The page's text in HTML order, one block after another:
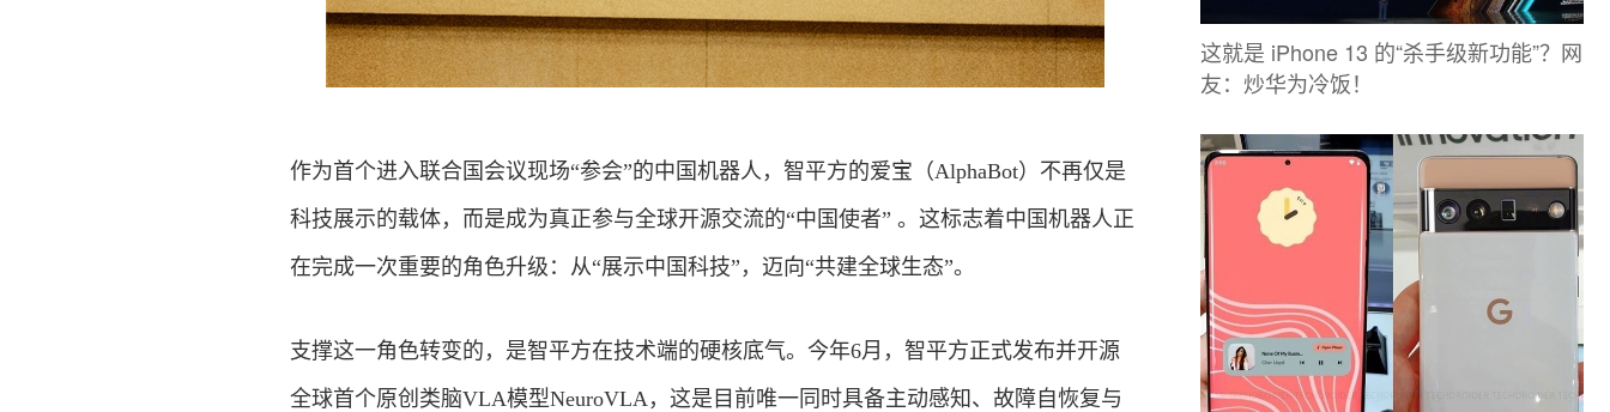
作为首个进入联合国会议现场“参会”的中国机器人，智平方的爱宝（AlphaBot）不再仅是
科技展示的载体，而是成为真正参与全球开源交流的“中国使者” 。这标志着中国机器人正
在完成一次重要的角色升级：从“展示中国科技”，迈向“共建全球生态”。
支撑这一角色转变的，是智平方在技术端的硬核底气。今年6月，智平方正式发布并开源
全球首个原创类脑VLA模型NeuroVLA，这是目前唯一同时具备主动感知、故障自恢复与
这就是 iPhone 13 的“杀手级新功能”？网
友：炒华为冷饭！